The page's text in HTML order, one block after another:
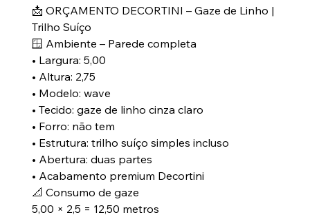
📩 ORÇAMENTO DECORTINI – Gaze de Linho |
Trilho Suíço
🪟 Ambiente – Parede completa
• Largura: 5,00
• Altura: 2,75
• Modelo: wave
• Tecido: gaze de linho cinza claro
• Forro: não tem
• Estrutura: trilho suíço simples incluso
• Abertura: duas partes
• Acabamento premium Decortini
📐 Consumo de gaze
5,00 × 2,5 = 12,50 metros